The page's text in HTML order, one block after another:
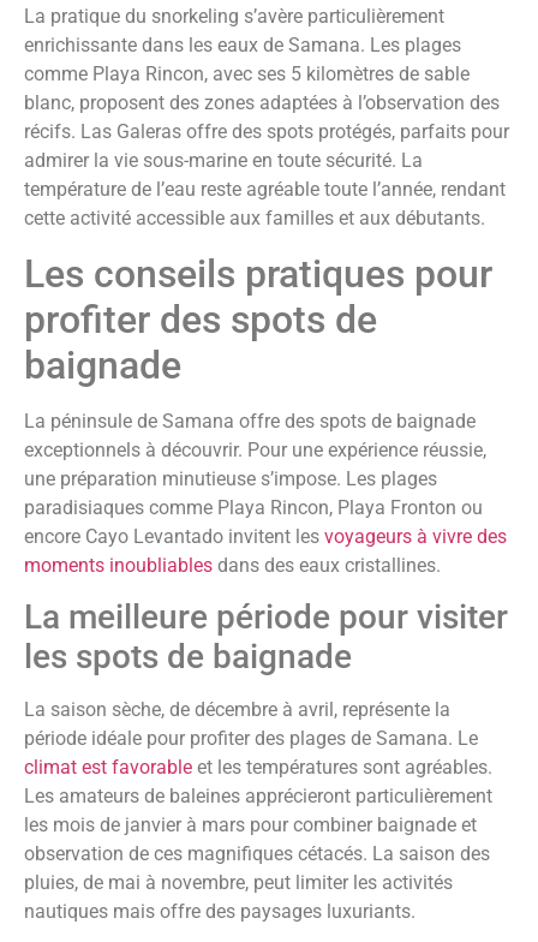
La pratique du snorkeling s’avère particulièrement
enrichissante dans les eaux de Samana. Les plages
comme Playa Rincon, avec ses 5 kilomètres de sable
blanc, proposent des zones adaptées à l’observation des
récifs. Las Galeras offre des spots protégés, parfaits pour
admirer la vie sous-marine en toute sécurité. La
température de l’eau reste agréable toute l’année, rendant
cette activité accessible aux familles et aux débutants.
Les conseils pratiques pour
profiter des spots de
baignade
La péninsule de Samana offre des spots de baignade
exceptionnels à découvrir. Pour une expérience réussie,
une préparation minutieuse s’impose. Les plages
paradisiaques comme Playa Rincon, Playa Fronton ou
encore Cayo Levantado invitent les voyageurs à vivre des
moments inoubliables dans des eaux cristallines.
La meilleure période pour visiter
les spots de baignade
La saison sèche, de décembre à avril, représente la
période idéale pour profiter des plages de Samana. Le
climat est favorable et les températures sont agréables.
Les amateurs de baleines apprécieront particulièrement
les mois de janvier à mars pour combiner baignade et
observation de ces magnifiques cétacés. La saison des
pluies, de mai à novembre, peut limiter les activités
nautiques mais offre des paysages luxuriants.